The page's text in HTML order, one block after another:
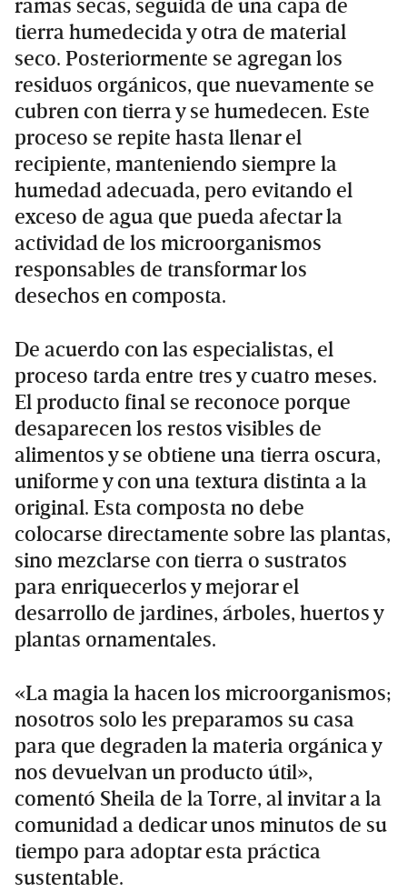
ramas secas, seguida de una capa de
tierra humedecida y otra de material
seco. Posteriormente se agregan los
residuos orgánicos, que nuevamente se
cubren con tierra y se humedecen. Este
proceso se repite hasta llenar el
recipiente, manteniendo siempre la
humedad adecuada, pero evitando el
exceso de agua que pueda afectar la
actividad de los microorganismos
responsables de transformar los
desechos en composta.
De acuerdo con las especialistas, el
proceso tarda entre tres y cuatro meses.
El producto final se reconoce porque
desaparecen los restos visibles de
alimentos y se obtiene una tierra oscura,
uniforme y con una textura distinta a la
original. Esta composta no debe
colocarse directamente sobre las plantas,
sino mezclarse con tierra o sustratos
para enriquecerlos y mejorar el
desarrollo de jardines, árboles, huertos y
plantas ornamentales.
«La magia la hacen los microorganismos;
nosotros solo les preparamos su casa
para que degraden la materia orgánica y
nos devuelvan un producto útil»,
comentó Sheila de la Torre, al invitar a la
comunidad a dedicar unos minutos de su
tiempo para adoptar esta práctica
sustentable.